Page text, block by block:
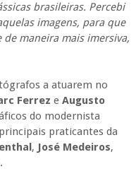
brasileiras. Percebi
imagens, para que
maneira mais imersiva,
a atuarem no
Ferrez e Augusto
do modernista
praticantes da
, José Medeiros,
.